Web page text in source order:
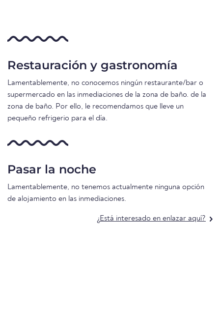
Restauración y gastronomía
Lamentablemente, no conocemos ningún restaurante/bar o
supermercado en las inmediaciones de la zona de baño. de la
zona de baño. Por ello, le recomendamos que lleve un
pequeño refrigerio para el día.
Pasar la noche
Lamentablemente, no tenemos actualmente ninguna opción
de alojamiento en las inmediaciones.
¿Está interesado en enlazar aquí?